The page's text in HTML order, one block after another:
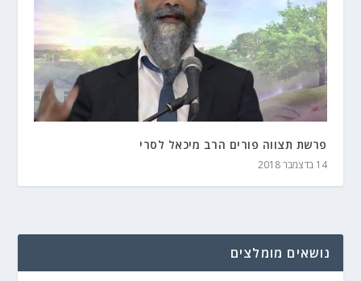
פרשת תצווה פורים הרב מיכאל לסרי
14 בדצמבר 2018
נושאים מומלצים